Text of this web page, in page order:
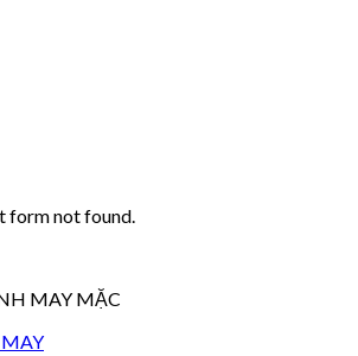
form not found.
MAY MẶC